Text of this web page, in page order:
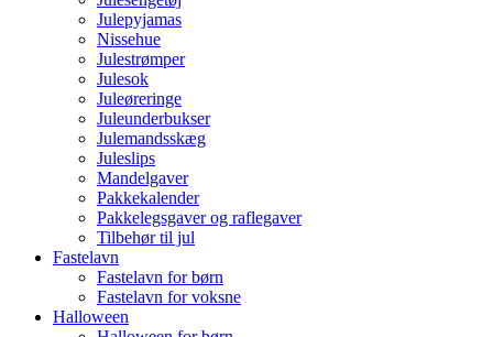
Julepyjamas
Nissehue
Julestrømper
Julesok
Juleøreringe
Juleunderbukser
Julemandsskæg
Juleslips
Mandelgaver
Pakkekalender
Pakkelegsgaver og raflegaver
Tilbehør til jul
Fastelavn
Fastelavn for børn
Fastelavn for voksne
Halloween